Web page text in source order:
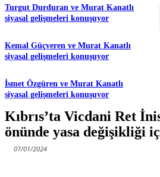
Turgut Durduran ve Murat Kanatlı
siyasal gelişmeleri konuşuyor
Kemal Güçveren ve Murat Kanatlı
siyasal gelişmeleri konuşuyor
İsmet Özgüren ve Murat Kanatlı
siyasal gelişmeleri konuşuyor
Kıbrıs’ta Vicdani Ret
önünde yasa değişikliği
07/01/2024